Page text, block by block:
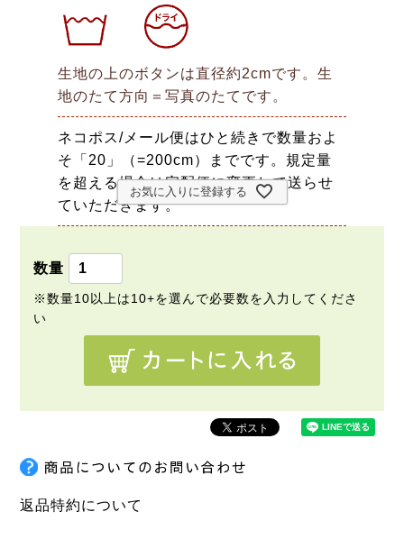
生地の上のボタンは直径約2cmです。生
地のたて方向＝写真のたてです。
ネコポス/メール便はひと続きで数量およ
そ「20」（=200cm）までです。規定量
を超える場合は宅配便に変更して送らせ
ていただきます。
お気に入りに登録する
返品特約について